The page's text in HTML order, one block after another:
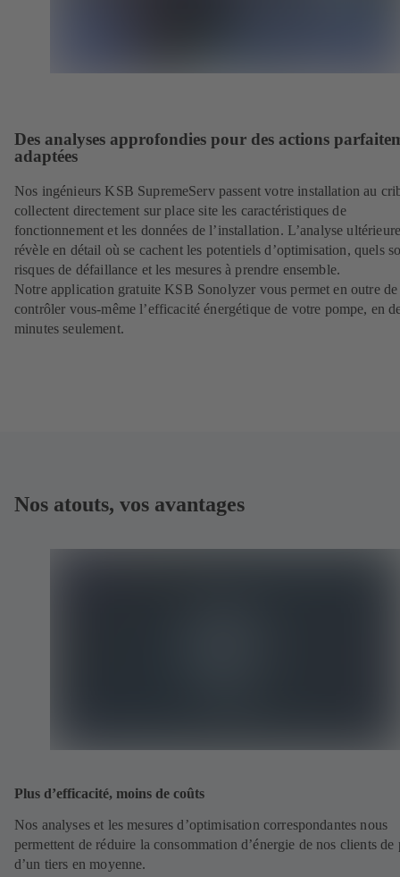
Des analyses approfondies pour des actions
adaptées
Nos ingénieurs KSB SupremeServ passent votre installation au
collectent directement sur place site les caractéristiques de
fonctionnement et les données de l’installation. L’analyse
révèle en détail où se cachent les potentiels d’optimisation, quels
risques de défaillance et les mesures à prendre ensemble.
Notre application gratuite KSB Sonolyzer vous permet en outre de
contrôler vous-même l’efficacité énergétique de votre pompe, en
minutes seulement.
Nos atouts, vos avantages
Plus d’efficacité, moins de coûts
Nos analyses et les mesures d’optimisation correspondantes nous
permettent de réduire la consommation d’énergie de nos clients de
d’un tiers en moyenne.